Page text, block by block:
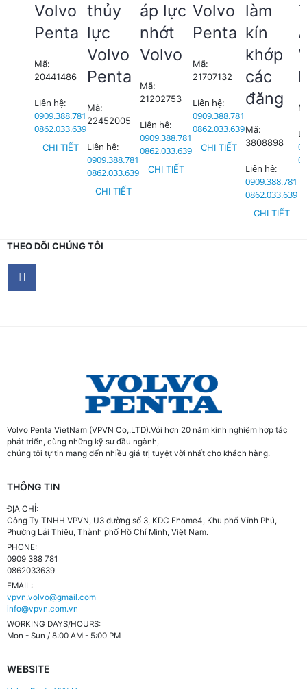
Volvo
Penta
Mã:
20441486
Liên hệ:
0909.388.781
0862.033.639
CHI TIẾT
thủy
lực
Volvo
Penta
Mã:
22452005
Liên hệ:
0909.388.781
0862.033.639
CHI TIẾT
áp lực
nhớt
Volvo
Mã:
21202753
Liên hệ:
0909.388.781
0862.033.639
CHI TIẾT
Volvo
Penta
Mã:
21707132
Liên hệ:
0909.388.781
0862.033.639
CHI TIẾT
làm
kín
khớp
các
đăng
Mã:
3808898
Liên hệ:
0909.388.781
0862.033.639
CHI TIẾT
THEO DÕI CHÚNG TÔI
Volvo Penta VietNam (VPVN Co,.LTD).Với hơn 20 năm kinh nghiệm hợp tác
phát triển, cùng những kỹ sư đầu ngành,
chúng tôi tự tin mang đến nhiều giá trị tuyệt vời nhất cho khách hàng.
THÔNG TIN
ĐỊA CHỈ:
Công Ty TNHH VPVN, U3 đường số 3, KDC Ehome4, Khu phố Vĩnh Phú,
Phường Lái Thiêu, Thành phố Hồ Chí Minh, Việt Nam.
PHONE:
0909 388 781
0862033639
EMAIL:
vpvn.volvo@gmail.com
info@vpvn.com.vn
WORKING DAYS/HOURS:
Mon - Sun / 8:00 AM - 5:00 PM
WEBSITE